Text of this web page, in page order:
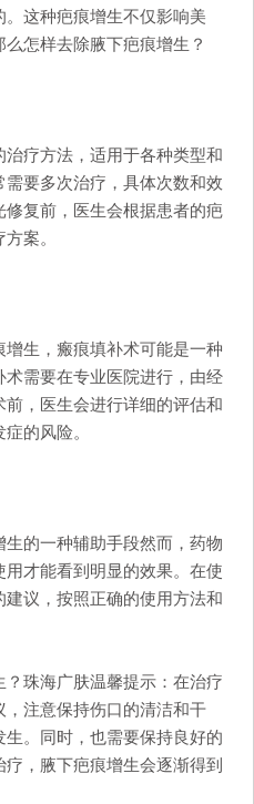
这种疤痕增生不仅影响美
怎样去除腋下疤痕增生？
疗方法，适用于各种类型和
要多次治疗，具体次数和效
复前，医生会根据患者的疤
案。
生，瘢痕填补术可能是一种
需要在专业医院进行，由经
，医生会进行详细的评估和
的风险。
的一种辅助手段然而，药物
才能看到明显的效果。在使
议，按照正确的使用方法和
珠海广肤温馨提示：在治疗
注意保持伤口的清洁和干
。同时，也需要保持良好的
，腋下疤痕增生会逐渐得到